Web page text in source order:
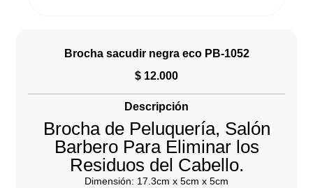
Brocha sacudir negra eco PB-1052
$ 12.000
Descripción
Brocha de Peluquería, Salón
Barbero Para Eliminar los
Residuos del Cabello.
Dimensión: 17.3cm x 5cm x 5cm